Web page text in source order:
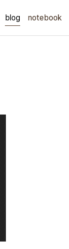
blog notebook
search